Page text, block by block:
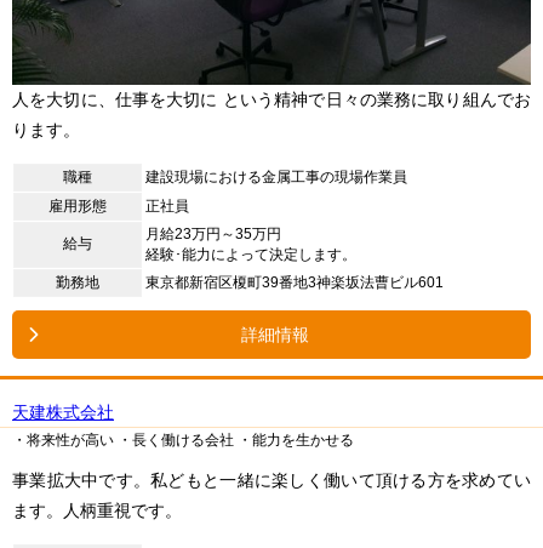
人を大切に、仕事を大切に という精神で日々の業務に取り組んでお
ります。
職種
建設現場における金属工事の現場作業員
雇用形態
正社員
給与
月給23万円～35万円
経験･能力によって決定します。
勤務地
東京都新宿区榎町39番地3神楽坂法曹ビル601
詳細情報
天建株式会社
・将来性が高い ・長く働ける会社 ・能力を生かせる
事業拡大中です。私どもと一緒に楽しく働いて頂ける方を求めてい
ます。人柄重視です。